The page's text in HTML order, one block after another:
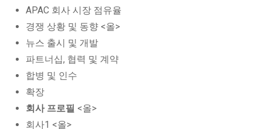
APAC 회사 시장 점유율
경쟁 상황 및 동향 <올>
뉴스 출시 및 개발
파트너십, 협력 및 계약
합병 및 인수
확장
회사 프로필 <올>
회사1 <올>